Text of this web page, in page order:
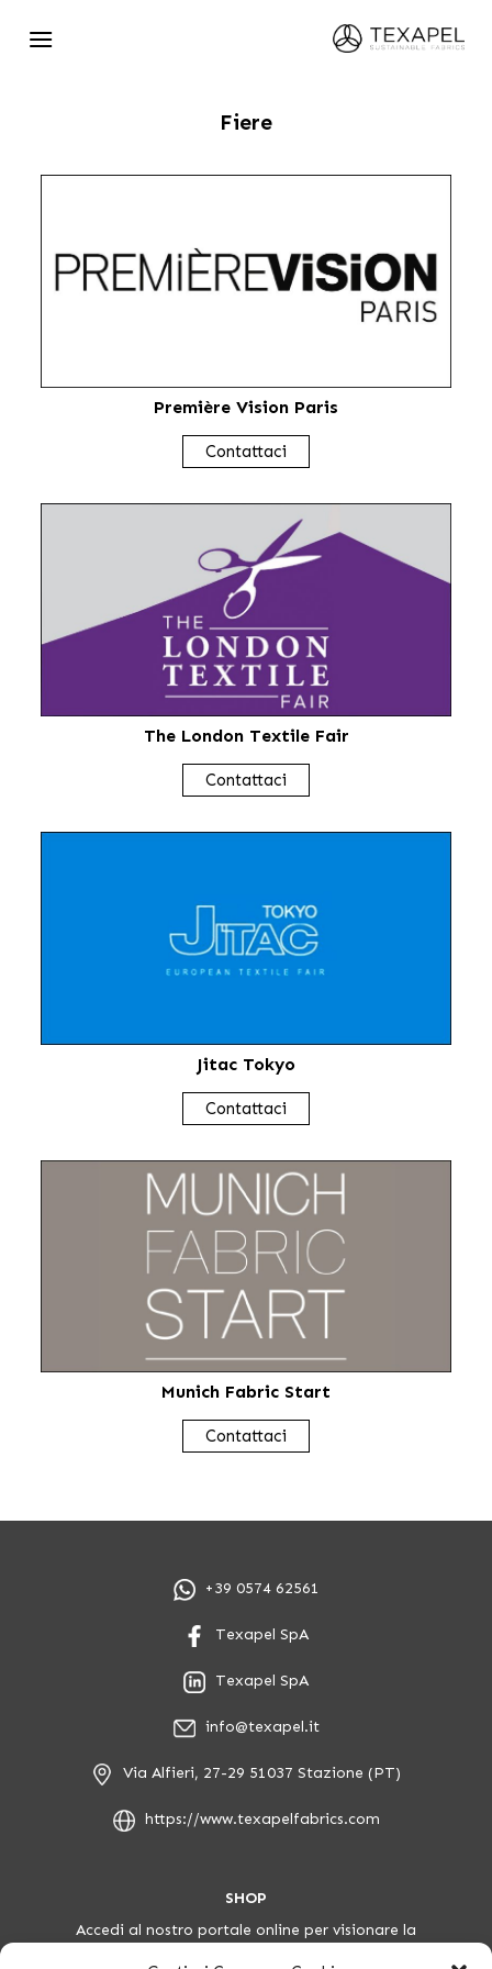
Fiere
Première Vision Paris
Contattaci
The London Textile Fair
Contattaci
Jitac Tokyo
Contattaci
Munich Fabric Start
Contattaci
+39 0574 62561
Texapel SpA
Texapel SpA
info@texapel.it
Via Alfieri, 27-29 51037 Stazione (PT)
https://www.texapelfabrics.com
SHOP
Accedi al nostro portale online per visionare la